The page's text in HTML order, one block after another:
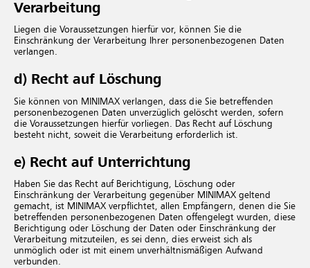
Verarbeitung
Liegen die Voraussetzungen hierfür vor, können Sie die
Einschränkung der Verarbeitung Ihrer personenbezogenen Daten
verlangen.
d) Recht auf Löschung
Sie können von MINIMAX verlangen, dass die Sie betreffenden
personenbezogenen Daten unverzüglich gelöscht werden, sofern
die Voraussetzungen hierfür vorliegen. Das Recht auf Löschung
besteht nicht, soweit die Verarbeitung erforderlich ist.
e) Recht auf Unterrichtung
Haben Sie das Recht auf Berichtigung, Löschung oder
Einschränkung der Verarbeitung gegenüber MINIMAX geltend
gemacht, ist MINIMAX verpflichtet, allen Empfängern, denen die Sie
betreffenden personenbezogenen Daten offengelegt wurden, diese
Berichtigung oder Löschung der Daten oder Einschränkung der
Verarbeitung mitzuteilen, es sei denn, dies erweist sich als
unmöglich oder ist mit einem unverhältnismäßigen Aufwand
verbunden.